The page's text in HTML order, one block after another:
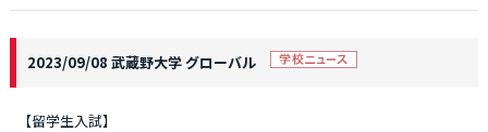
2023/09/08 武蔵野大学 グローバル
【留学生入試】